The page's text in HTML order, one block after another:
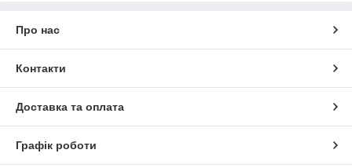
Про нас
Контакти
Доставка та оплата
Графік роботи